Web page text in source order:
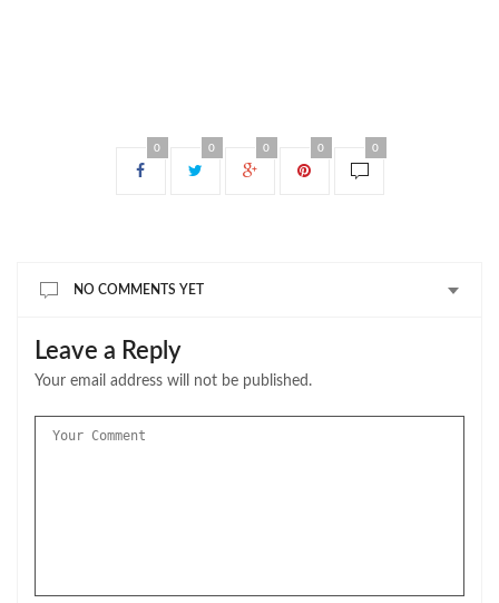
0 0 0 0 0
NO COMMENTS YET
Leave a Reply
Your email address will not be published.